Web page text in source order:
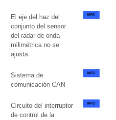
El eje del haz del
conjunto del sensor
del radar de onda
milimétrica no se
ajusta
Sistema de
comunicación CAN
Circuito del interruptor
de control de la